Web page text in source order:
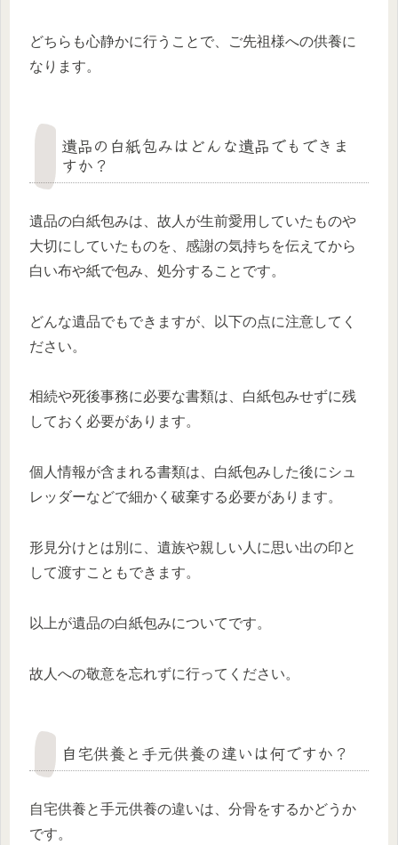
どちらも心静かに行うことで、ご先祖様への供養に
なります。
遺品の白紙包みはどんな遺品でもできま
すか？
遺品の白紙包みは、故人が生前愛用していたものや
大切にしていたものを、感謝の気持ちを伝えてから
白い布や紙で包み、処分することです。
どんな遺品でもできますが、以下の点に注意してく
ださい。
相続や死後事務に必要な書類は、白紙包みせずに残
しておく必要があります。
個人情報が含まれる書類は、白紙包みした後にシュ
レッダーなどで細かく破棄する必要があります。
形見分けとは別に、遺族や親しい人に思い出の印と
して渡すこともできます。
以上が遺品の白紙包みについてです。
故人への敬意を忘れずに行ってください。
自宅供養と手元供養の違いは何ですか？
自宅供養と手元供養の違いは、分骨をするかどうか
です。